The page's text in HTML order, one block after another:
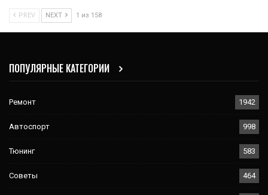
PREV NEXT 1 из 158
ПОПУЛЯРНЫЕ КАТЕГОРИИ
Ремонт 1942
Автоспорт 998
Тюнинг 583
Советы 464